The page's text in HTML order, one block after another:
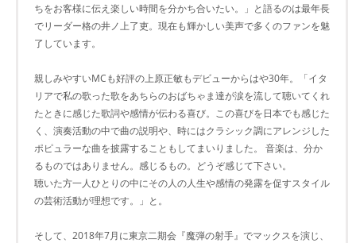
ちをお客様に伝え楽しい時間を分かち合いたい。」と語るのは最年長
でリーダー格の井ノ上了吏。現在も輝かしい美声で多くのファンを魅
了しています。
親しみやすいMCも好評の上原正敏もデビューからはや30年。「イタ
リアで私の歌った歌をあちらのおばちゃま達が涙を流して聴いてくれ
たときに感じた歌詞や感情が伝わる喜び。この喜びを日本でも感じた
く、演奏活動の中で曲の説明や、時にはクラシック調にアレンジした
ポピュラーな曲を披露することもしてまいりました。 音楽は、分か
るものではありません。感じるもの。どうぞ感じて下さい。
聴いた方一人ひとりの中にその人の人生や感情の発露を促すスタイル
の芸術活動が理想です。」と。
そして、2018年7月に東京二期会『魔弾の射手』でマックスを演じ、